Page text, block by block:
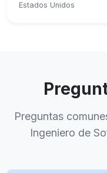
Estados Unidos
Preguntas
Ingeniero de